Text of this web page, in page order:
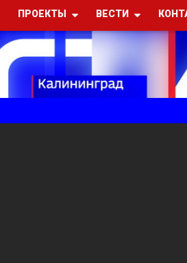
ПРОЕКТЫ ВЕСТИ